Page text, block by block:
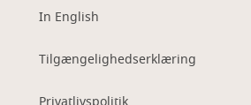
In English
Tilgængelighedserklæring